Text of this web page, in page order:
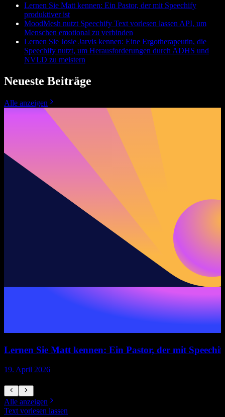
Lernen Sie Matt kennen: Ein Pastor, der mit Speechify
produktiver ist
MoodMesh nutzt Speechify Text vorlesen lassen API, um
Menschen emotional zu verbinden
Lernen Sie Josie Jarvis kennen: Eine Ergotherapeutin, die
Speechify nutzt, um Herausforderungen durch ADHS und
NVLD zu meistern
Neueste Beiträge
Alle anzeigen
Lernen Sie Matt kennen: Ein Pastor, der mit
19. April 2026
Alle anzeigen
Text vorlesen lassen